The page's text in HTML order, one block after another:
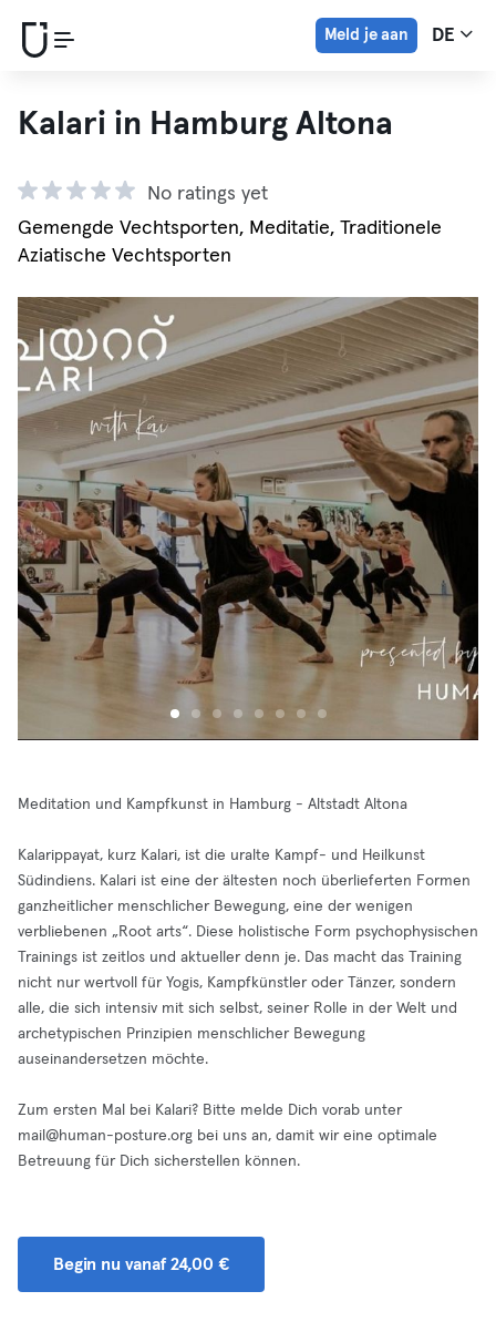
Meld je aan DE
Kalari in Hamburg Altona
No ratings yet
Gemengde Vechtsporten, Meditatie, Traditionele
Aziatische Vechtsporten
Meditation und Kampfkunst in Hamburg - Altstadt Altona
Kalarippayat, kurz Kalari, ist die uralte Kampf- und Heilkunst
Südindiens. Kalari ist eine der ältesten noch überlieferten Formen
ganzheitlicher menschlicher Bewegung, eine der wenigen
verbliebenen „Root arts“. Diese holistische Form psychophysischen
Trainings ist zeitlos und aktueller denn je. Das macht das Training
nicht nur wertvoll für Yogis, Kampfkünstler oder Tänzer, sondern
alle, die sich intensiv mit sich selbst, seiner Rolle in der Welt und
archetypischen Prinzipien menschlicher Bewegung
auseinandersetzen möchte.
Zum ersten Mal bei Kalari? Bitte melde Dich vorab unter
mail@human-posture.org bei uns an, damit wir eine optimale
Betreuung für Dich sicherstellen können.
Begin nu vanaf 24,00 €